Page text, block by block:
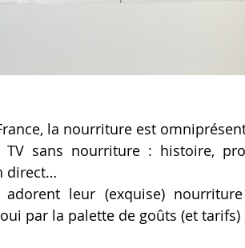
la nourriture est
TV sans nourriture : histoire,
direct…
adorent leur (exquise)
par la palette de goûts (et tarifs)